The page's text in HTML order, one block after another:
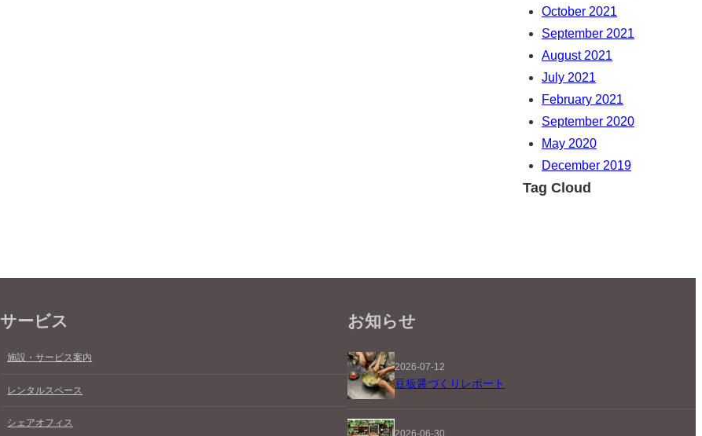
October 2021
September 2021
August 2021
July 2021
February 2021
September 2020
May 2020
December 2019
Tag Cloud
サービス
施設・サービス案内
レンタルスペース
シェアオフィス
お知らせ
2026-07-12
豆板醤づくりレポート